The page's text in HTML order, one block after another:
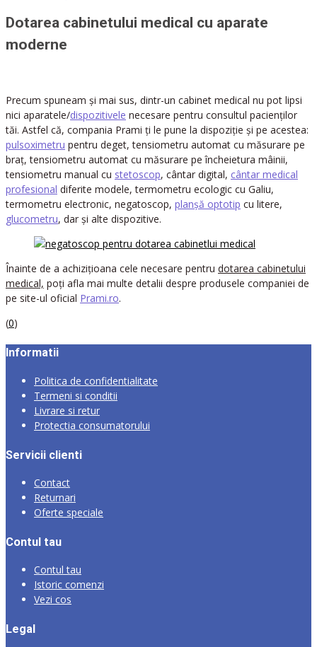
Dotarea cabinetului medical cu aparate
moderne
Precum spuneam și mai sus, dintr-un cabinet medical nu pot lipsi
nici aparatele/dispozitivele necesare pentru consultul pacienților
tăi. Astfel că, compania Prami ți le pune la dispoziție și pe acestea:
pulsoximetru pentru deget, tensiometru automat cu măsurare pe
braț, tensiometru automat cu măsurare pe încheietura mâinii,
tensiometru manual cu stetoscop, cântar digital, cântar medical
profesional diferite modele, termometru ecologic cu Galiu,
termometru electronic, negatoscop, planșă optotip cu litere,
glucometru, dar și alte dispozitive.
Înainte de a achizițioana cele necesare pentru dotarea cabinetului
medical, poți afla mai multe detalii despre produsele companiei de
pe site-ul oficial Prami.ro.
(0)
Informatii
Politica de confidentialitate
Termeni si conditii
Livrare si retur
Protectia consumatorului
Servicii clienti
Contact
Returnari
Oferte speciale
Contul tau
Contul tau
Istoric comenzi
Vezi cos
Legal